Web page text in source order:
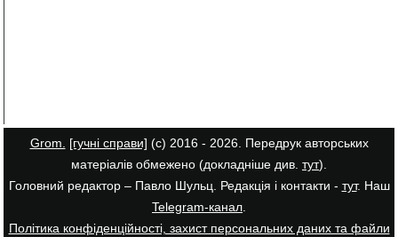
Grom. [гучні справи] (с) 2016 - 2026. Передрук авторських
матеріалів обмежено (докладніше див. тут).
Головний редактор – Павло Шульц. Редакція і контакти - тут. Наш
Telegram-канал
Політика конфіденційності, захист персональних даних та файли